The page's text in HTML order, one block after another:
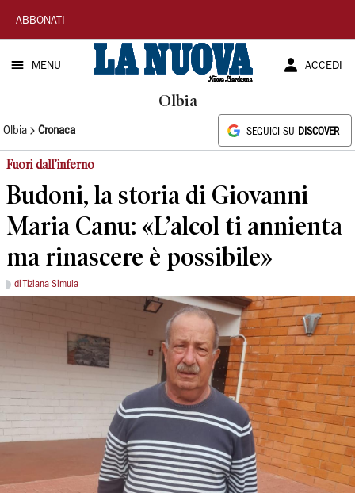
La
Nuova
Sardegna
ABBONATI
MENU ACCEDI
Olbia
Olbia Cronaca SEGUICI SU DISCOVER
Fuori dall’inferno
Budoni, la storia di Giovanni
Maria Canu: «L’alcol ti annienta
ma rinascere è possibile»
di Tiziana Simula